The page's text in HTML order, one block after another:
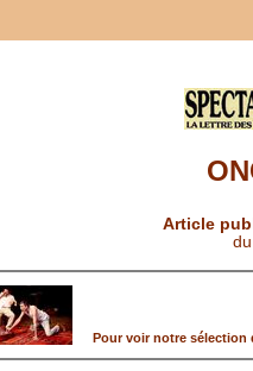
Article
Pour voir notre sélection